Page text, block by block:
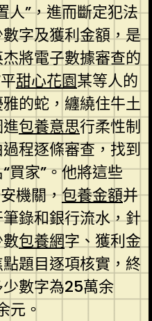
人”，進而斷定犯法
字及獲利金額，是
將電子數據審查的
甜心花園某等人的
的蛇，纏繞住牛土
包養意思行柔性制
程逐條審查，找到
買家”。他將這些
機關，包養金額并
錄和銀行流水，針
包養網字、獲利金
題目逐項核實，終
數字為25萬余
元。